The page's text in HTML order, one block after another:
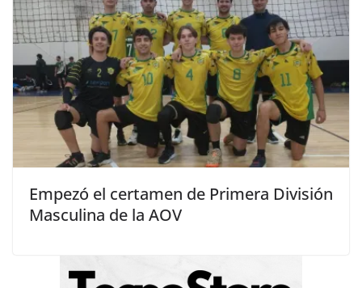
Empezó el certamen de Primera División
Masculina de la AOV